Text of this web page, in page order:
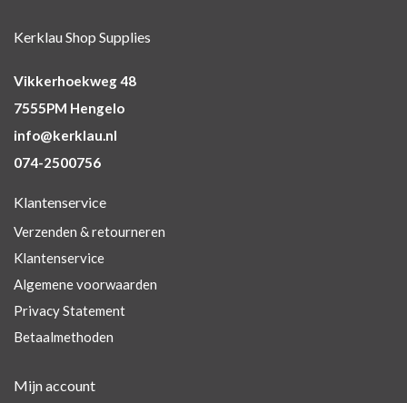
Kerklau Shop Supplies
Vikkerhoekweg 48
7555PM Hengelo
info@kerklau.nl
074-2500756
Klantenservice
Verzenden & retourneren
Klantenservice
Algemene voorwaarden
Privacy Statement
Betaalmethoden
Mijn account